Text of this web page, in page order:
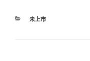
分
未上市